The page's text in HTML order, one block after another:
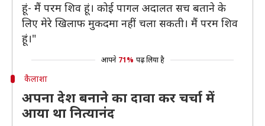
हूं- मैं परम शिव हूं। कोई पागल अदालत सच बताने के
लिए मेरे खिलाफ मुकदमा नहीं चला सकती। मैं परम शिव
हूं।"
आपने 71% पढ़ लिया है
कैलाशा
अपना देश बनाने का दावा कर चर्चा में
आया था नित्यानंद